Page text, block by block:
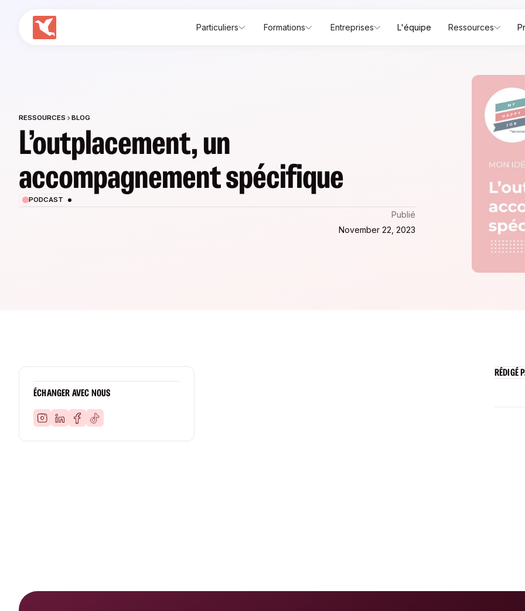
Particuliers Formations Entreprises L'équipe Ressources
RESSOURCES BLOG
L’outplacement, un
accompagnement spécifique
PODCAST
Publié
November 22, 2023
ÉCHANGER AVEC NOUS
RÉDIGÉ